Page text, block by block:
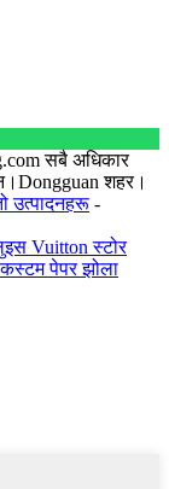
सबै अधिकार
शहर।
उत्पादनहरू -
Vuitton स्टोर
कस्टम पेपर झोला